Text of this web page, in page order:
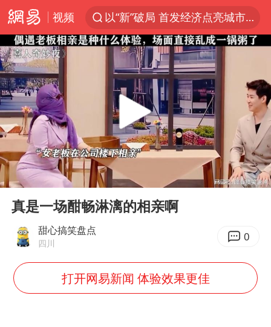
视频
以“新”破局 首发经济点亮城市消费活力
中方回应是否在太平洋海底开采稀土
宇树科技发行价格150.80元/股
外交部发言人就广岛核爆81周年等答记者问
吉林一“温度计大楼”读数爆表
台风白海豚影响中国已成定局
我国编制完成新版全月地质图
中国五箭齐发反制美国
泰国一女公务员妆容引争议 本人回应
郑国霖回应去景区上班被保安拦下
首次证实！“胶球”存在
Play
00:00 03:59
真是一场酣畅淋漓的相亲啊
甜心搞笑盘点
四川 0
打开网易新闻 体验效果更佳